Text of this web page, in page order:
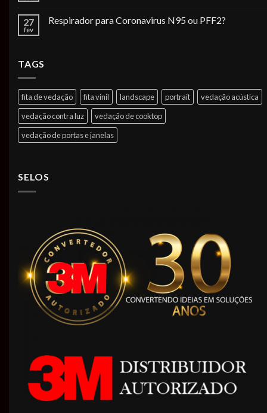
27
fev
Respirador para Coronavirus N95 ou PFF2?
TAGS
fita de vedação fita vinil landscape portrait
vedação acústica
vedação contra luz
vedação de cooktop
vedação de portas e janelas
SELOS